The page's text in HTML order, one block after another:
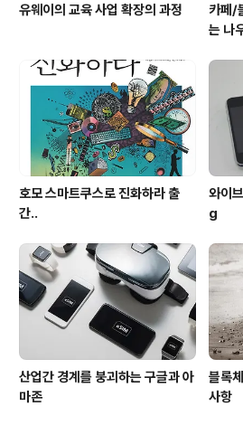
유웨이의 교육 사업 확장의 과정
카페/
는 나
호모 스마트쿠스로 진화하라 출
간..
와이
g
산업간 경계를 붕괴하는 구글과 아
마존
블록
사항